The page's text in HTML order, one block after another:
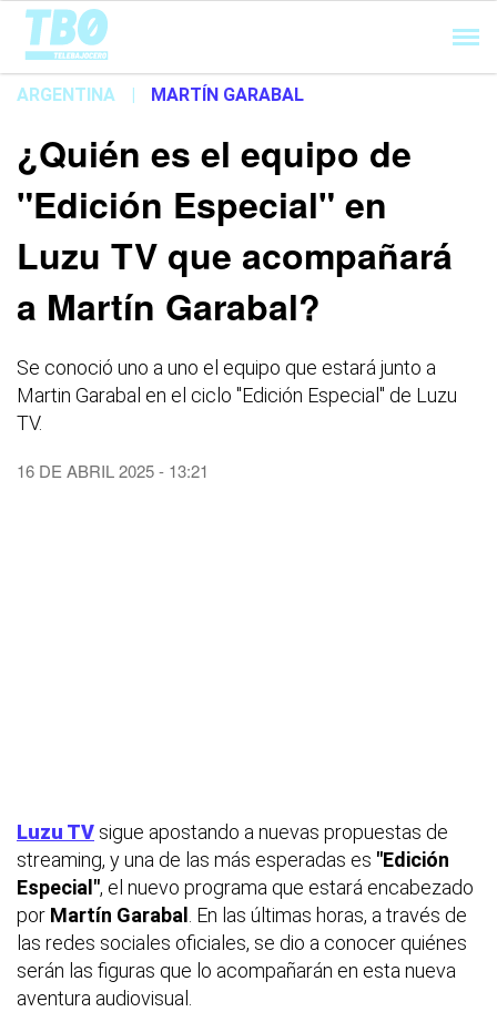
Cargando...
ARGENTINA | MARTÍN GARABAL
¿Quién es el equipo de
"Edición Especial" en
Luzu TV que acompañará
a Martín Garabal?
Se conoció uno a uno el equipo que estará junto a
Martin Garabal en el ciclo "Edición Especial" de Luzu
TV.
16 DE ABRIL 2025 - 13:21
Luzu TV sigue apostando a nuevas propuestas de
streaming, y una de las más esperadas es "Edición
Especial", el nuevo programa que estará encabezado
por Martín Garabal
. En las últimas horas, a través de
las redes sociales oficiales, se dio a conocer quiénes
serán las figuras que lo acompañarán en esta nueva
aventura audiovisual.